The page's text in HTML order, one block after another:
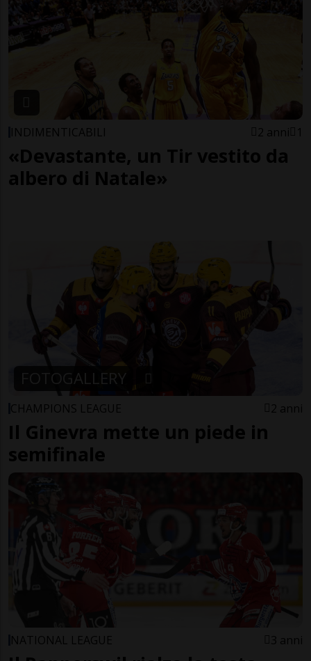
INDIMENTICABILI 2 anni 1
«Devastante, un Tir vestito da
albero di Natale»
FOTOGALLERY
CHAMPIONS LEAGUE 2 anni
Il Ginevra mette un piede in
semifinale
NATIONAL LEAGUE 3 anni